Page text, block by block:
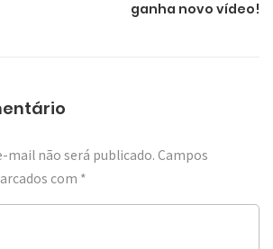
ganha novo vídeo!
mail não será publicado. Campos
com *